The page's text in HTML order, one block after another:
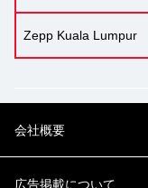
Zepp Kuala Lumpur
会社概要
広告掲載について